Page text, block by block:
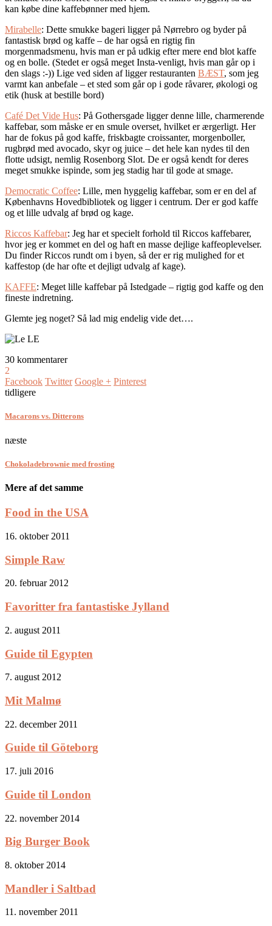
kan købe dine kaffebønner med hjem.
Mirabelle: Dette smukke bageri ligger på Nørrebro og byder på
fantastisk brød og kaffe – de har også en rigtig fin
morgenmadsmenu, hvis man er på udkig efter mere end blot kaffe
og en bolle. (Stedet er også meget Insta-venligt, hvis man går op i
den slags :-)) Lige ved siden af ligger restauranten BÆST, som jeg
varmt kan anbefale – et sted som går op i gode råvarer, økologi og
etik (husk at bestille bord)
Café Det Vide Hus: På Gothersgade ligger denne lille, charmerende
kaffebar, som måske er en smule overset, hvilket er ærgerligt. Her
har de fokus på god kaffe, friskbagte croissanter, morgenboller,
rugbrød med avocado, skyr og juice – det hele kan nydes til den
flotte udsigt, nemlig Rosenborg Slot. De er også kendt for deres
meget smukke ispinde, som jeg stadig har til gode at smage.
Democratic Coffee: Lille, men hyggelig kaffebar, som er en del af
Københavns Hovedbibliotek og ligger i centrum. Der er god kaffe
og et lille udvalg af brød og kage.
Riccos Kaffebar: Jeg har et specielt forhold til Riccos kaffebarer,
hvor jeg er kommet en del og haft en masse dejlige kaffeoplevelser.
Du finder Riccos rundt om i byen, så der er rig mulighed for et
kaffestop (de har ofte et dejligt udvalg af kage).
KAFFE: Meget lille kaffebar på Istedgade – rigtig god kaffe og den
fineste indretning.
Glemte jeg noget? Så lad mig endelig vide det….
30 kommentarer
2
Facebook Twitter Google + Pinterest
tidligere
Macarons vs. Ditterons
næste
Chokoladebrownie med frosting
Mere af det samme
Food in the USA
16. oktober 2011
Simple Raw
20. februar 2012
Favoritter fra fantastiske Jylland
2. august 2011
Guide til Egypten
7. august 2012
Mit Malmø
22. december 2011
Guide til Göteborg
17. juli 2016
Guide til London
22. november 2014
Big Burger Book
8. oktober 2014
Mandler i Saltbad
11. november 2011